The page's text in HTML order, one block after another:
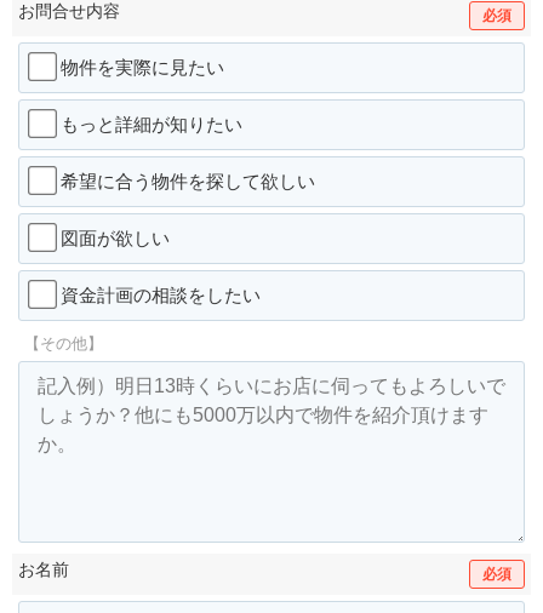
お問合せ内容 必須
物件を実際に見たい
もっと詳細が知りたい
希望に合う物件を探して欲しい
図面が欲しい
資金計画の相談をしたい
【その他】
お名前 必須